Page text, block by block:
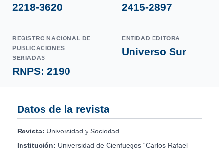
2218-3620 2415-2897
REGISTRO NACIONAL DE
PUBLICACIONES
SERIADAS
RNPS: 2190
ENTIDAD EDITORA
Universo Sur
Datos de la revista
Revista: Universidad y Sociedad
Institución: Universidad de Cienfuegos “Carlos Rafael